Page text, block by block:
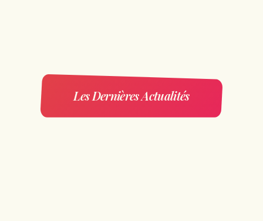
Les Dernières Actualités